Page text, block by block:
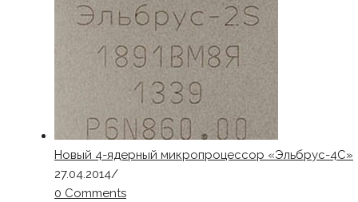
Новый 4-ядерный микропроцессор «Эльбрус-4С»
27.04.2014/
0 Comments